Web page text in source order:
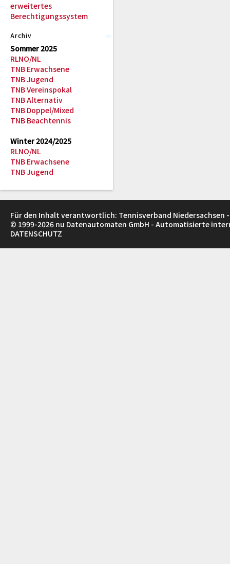
erweitertes
Berechtigungssystem
Archiv
Sommer 2025
RLNO/NL
TNB Erwachsene
TNB Jugend
TNB Vereinspokal
TNB Alternativ
TNB Doppel/Mixed
TNB Beachtennis
Winter 2024/2025
RLNO/NL
TNB Erwachsene
TNB Jugend
Für den Inhalt verantwortlich: Tennisverband Niedersachsen -
© 1999-2026 nu Datenautomaten GmbH - Automatisierte
DATENSCHUTZ